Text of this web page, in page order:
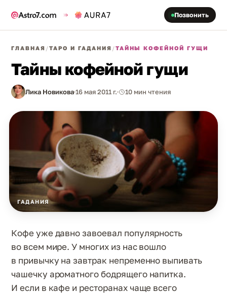
Позвонить
ГЛАВНАЯ /ТАРО И ГАДАНИЯ /ТАЙНЫ КОФЕЙНОЙ ГУЩИ
Тайны кофейной гущи
Лика Новикова16 мая 2011 г. 10 мин чтения
ГАДАНИЯ
Кофе уже давно завоевал популярность
во всем мире. У многих из нас вошло
в привычку на завтрак непременно выпивать
чашечку ароматного бодрящего напитка.
И если в кафе и ресторанах чаще всего